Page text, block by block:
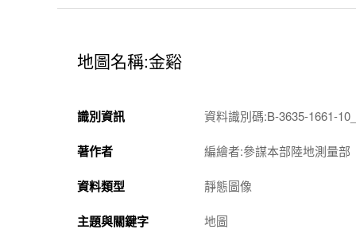
地圖名稱:金谿
識別資訊 資料識別碼:B-3635-1661-
著作者 編繪者:參謀本部陸地測量部
資料類型 靜態圖像
主題與關鍵字 地圖